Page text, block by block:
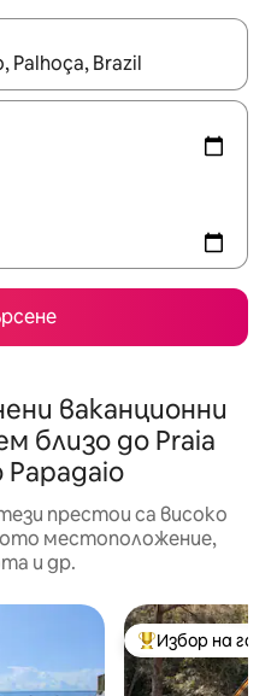
използвайте
ваканционни
близо до Praia
Papagaio
престои са високо
местоположение,
и др.
Най-популярен
Избор на